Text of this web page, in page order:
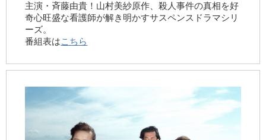
主演・斉藤由貴！山村美紗原作、殺人事件の真相を好
奇心旺盛な看護師が解き明かすサスペンスドラマシリ
ーズ。
番組表はこちら